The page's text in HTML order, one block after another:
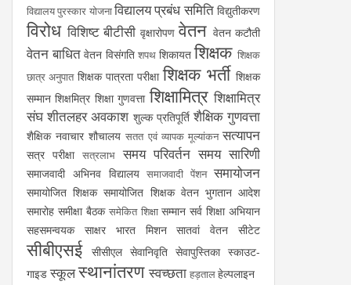
विद्यालय पुरस्कार योजनाविद्यालय प्रबंध समिति विद्युतीकरण
विरोध विशिष्ट बीटीसी वृक्षारोपण वेतन वेतन कटौती
वेतन बाधित वेतन विसंगति शपथ शिकायत शिक्षक शिक्षक
छात्र अनुपात शिक्षक पात्रता परीक्षा शिक्षक भर्ती शिक्षक
सम्मान शिक्षमित्र शिक्षा गुणवत्ता शिक्षामित्र शिक्षामित्र
संघ शीतलहर अवकाश शुल्क प्रतिपूर्ति शैक्षिक गुणवत्ता
शैक्षिक नवाचार शौचालय सतत एवं व्यापक मूल्यांकन सत्यापन
सत्र परीक्षा सत्रलाभ समय परिवर्तन समय सारिणी
समाजवादी अभिनव विद्यालय समाजवादी पेंशन समायोजन
समायोजित शिक्षक समायोजित शिक्षक वेतन भुगतान आदेश
समारोह समीक्षा बैठक समेकित शिक्षा सम्मान सर्व शिक्षा अभियान
सहसमन्वयक
साक्षर भारत मिशन सातवां वेतन सीटेट
सीबीएसई सीसीएल सेवानिवृति सेवापुस्तिका स्काउट-
गाइड स्कूलस्थानांतरण स्वच्छता हड़तालहेल्पलाइन